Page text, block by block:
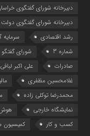
دبیرخانه شورای گفتگوی
دبیرخانه شورای گفتگوی
رشد اقتصادی
سرمایه
شماره 3
شورای گفتگو
صادرات
علی اکبر لبافی
غلامحسین مظفری
محمدرضا توکلی زاده
نمایشگاه خارجی
کسب و کار
کمیسیون